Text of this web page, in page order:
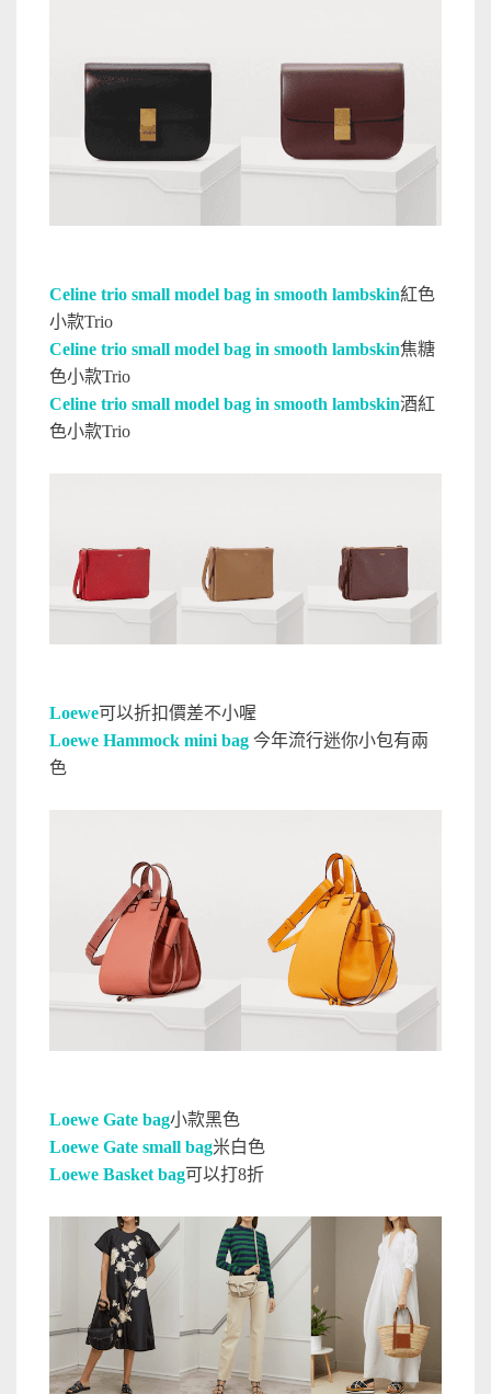
Celine trio small model bag in smooth lambskin紅色
小款Trio
Celine trio small model bag in smooth lambskin焦糖
色小款Trio
Celine trio small model bag in smooth lambskin酒紅
色小款Trio
Loewe可以折扣價差不小喔
Loewe Hammock mini bag 今年流行迷你小包有兩
色
Loewe Gate bag小款黑色
Loewe Gate small bag米白色
Loewe Basket bag可以打8折